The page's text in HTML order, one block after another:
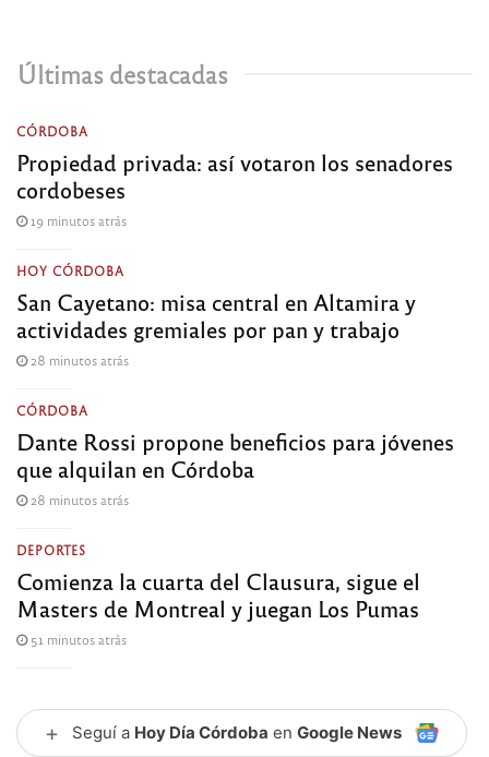
Últimas destacadas
CÓRDOBA
Propiedad privada: así votaron los senadores
cordobeses
19 minutos atrás
HOY CÓRDOBA
San Cayetano: misa central en Altamira y
actividades gremiales por pan y trabajo
28 minutos atrás
CÓRDOBA
Dante Rossi propone beneficios para jóvenes
que alquilan en Córdoba
28 minutos atrás
DEPORTES
Comienza la cuarta del Clausura, sigue el
Masters de Montreal y juegan Los Pumas
51 minutos atrás
+ Seguí a Hoy Día Córdoba en Google News